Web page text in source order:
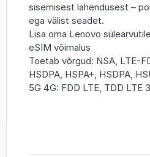
sisemisest lahendusest –
ega välist seadet.
Lisa oma Lenovo
eSIM võimalus
Toetab võrgud: NSA, LTE-
HSDPA, HSPA+, HSDPA,
5G 4G: FDD LTE, TDD LTE